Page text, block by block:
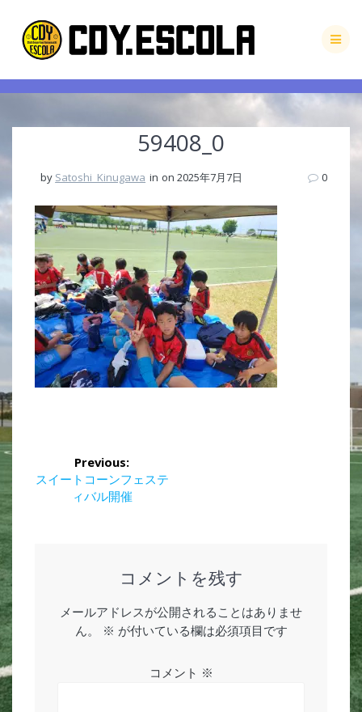
to
content
59408_0
by Satoshi_Kinugawa in on 2025年7月7日 0
投
稿
ナ
ゲ
ー
シ
ョ
ン
Previous:
Previous
スイートコーンフェステ
ィバル開催
コメントを残す
メールアドレスが公開されることはありませ
ん。
※ が付いている欄は必須項目です
コメント ※